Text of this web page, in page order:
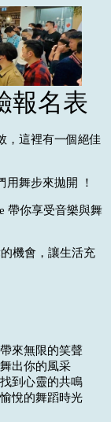
報名表
，這裡有一個絕佳
用舞步來拋開 ！
帶你享受音樂與舞
機會，讓生活充
來無限的笑聲
出你的風采
到心靈的共鳴
悅的舞蹈時光